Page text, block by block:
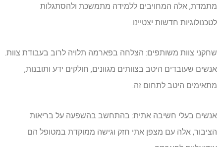
מתמדת, אלה המחויבים ללמידה מתמשכת ולהסתגלות
לטכנולוגיות חדשות יצטיינו.
שחקני צוות משותפים: הצלחה בפארמה תלויה לרוב בעבודת צוות.
אנשים שעובדים היטב בצוותים מגוונים, חולקים ידע ותובנות,
מתאימים היטב לתחום זה.
אנשים בעלי חשיבה אתית: בהתחשב בהשפעה על בריאות
הציבור, אלה עם מצפן אתי חזק וגישה ממוקדת במטופל הם